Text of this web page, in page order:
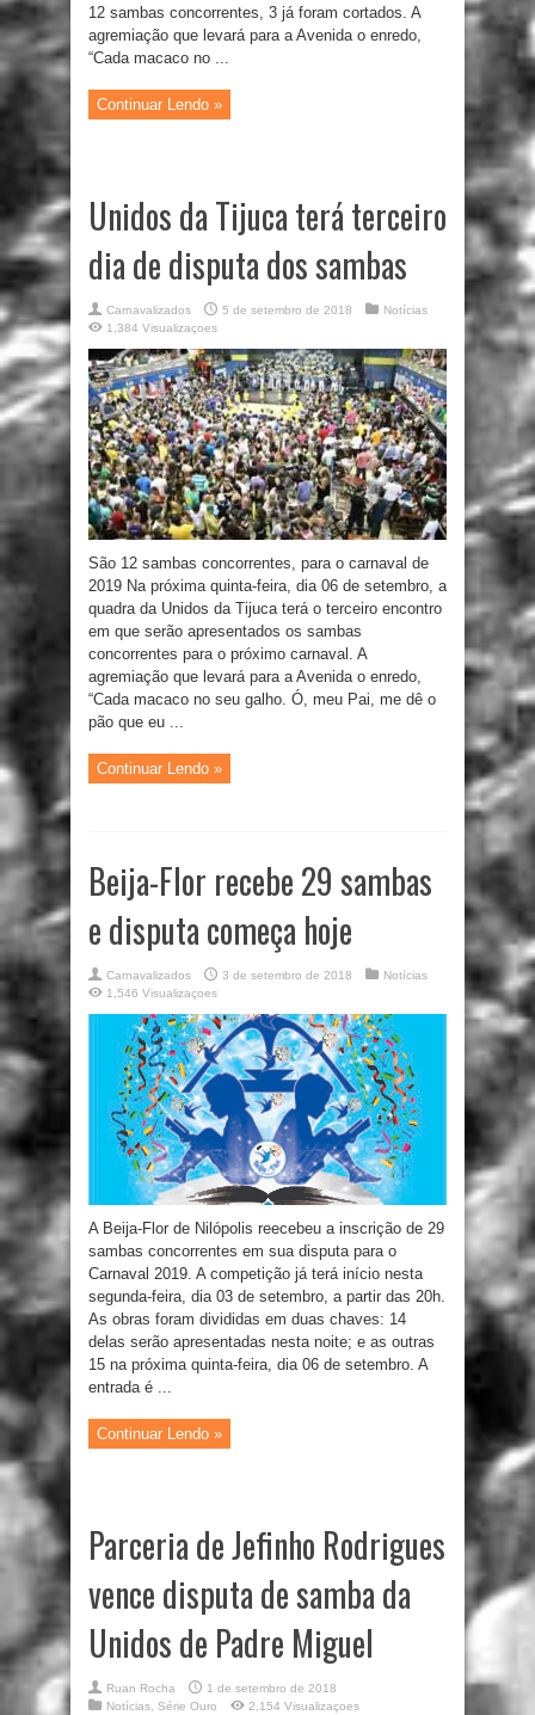
12 sambas concorrentes, 3 já foram cortados. A
agremiação que levará para a Avenida o enredo,
“Cada macaco no ...
Continuar Lendo »
Unidos da Tijuca terá terceiro
dia de disputa dos sambas
Carnavalizados 5 de setembro de 2018
Notícias
1,384 Visualizaçoes
São 12 sambas concorrentes, para o carnaval de
2019 Na próxima quinta-feira, dia 06 de setembro, a
quadra da Unidos da Tijuca terá o terceiro encontro
em que serão apresentados os sambas
concorrentes para o próximo carnaval. A
agremiação que levará para a Avenida o enredo,
“Cada macaco no seu galho. Ó, meu Pai, me dê o
pão que eu ...
Continuar Lendo »
Beija-Flor recebe 29 sambas
e disputa começa hoje
Carnavalizados 3 de setembro de 2018
Notícias
1,546 Visualizaçoes
A Beija-Flor de Nilópolis reecebeu a inscrição de 29
sambas concorrentes em sua disputa para o
Carnaval 2019. A competição já terá início nesta
segunda-feira, dia 03 de setembro, a partir das 20h.
As obras foram divididas em duas chaves: 14
delas serão apresentadas nesta noite; e as outras
15 na próxima quinta-feira, dia 06 de setembro. A
entrada é ...
Continuar Lendo »
Parceria de Jefinho Rodrigues
vence disputa de samba da
Unidos de Padre Miguel
Ruan Rocha
1 de setembro de 2018
Notícias Série Ouro 2,154 Visualizaçoes